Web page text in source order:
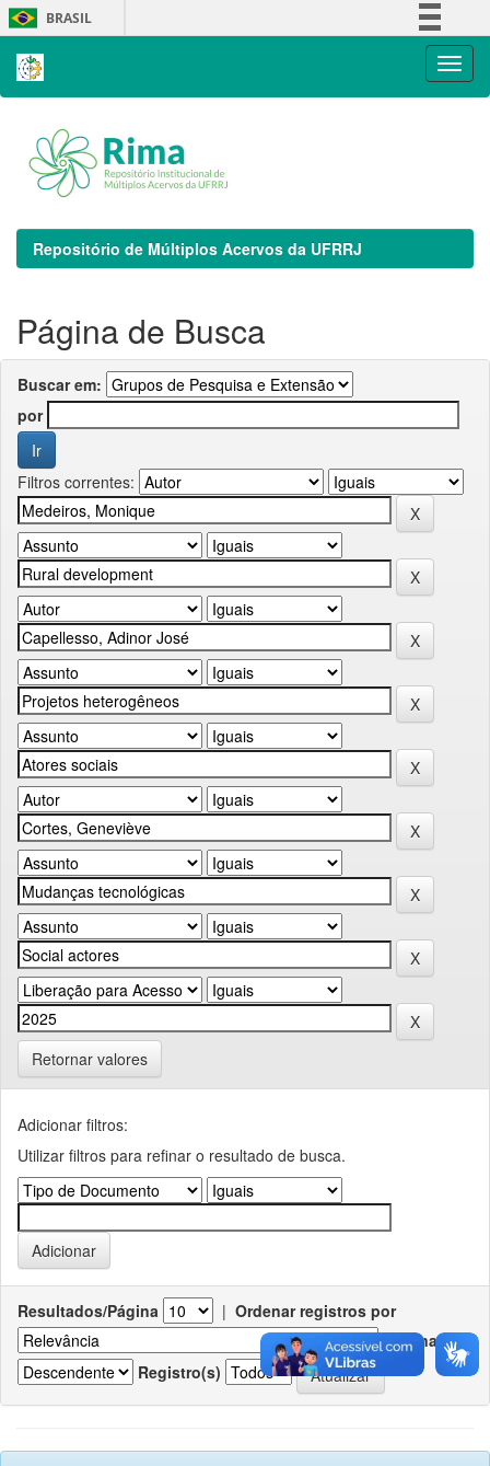
Skip
navigation
BRASIL
Repositório de Múltiplos Acervos da UFRRJ
Página de Busca
Buscar em:
por
Filtros correntes:
Retornar valores
Adicionar filtros:
Utilizar filtros para refinar o resultado de busca.
Resultados/Página | Ordenar registros por
Ordenar
Registro(s)